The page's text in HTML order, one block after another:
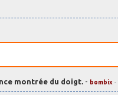
montrée du doigt. - bombix -